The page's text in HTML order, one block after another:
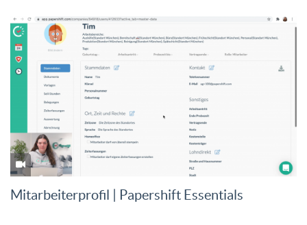
Mitarbeiterprofil | Papershift Essentials